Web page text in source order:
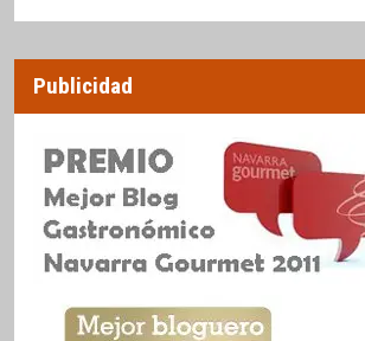
Publicidad